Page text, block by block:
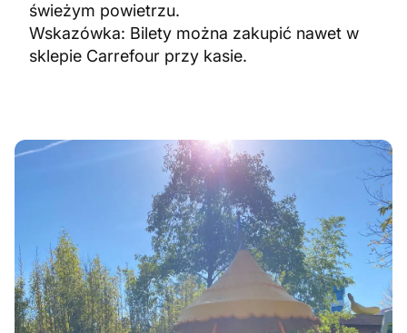
świeżym powietrzu.
Wskazówka: Bilety można zakupić nawet w
sklepie Carrefour przy kasie.